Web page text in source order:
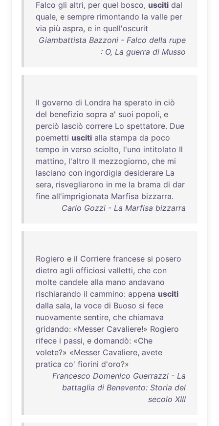
Falco gli altri, per quel bosco, usciti dal
quale, e sempre rimontando la valle per
via più aspra, e in quell'oscurit
Giambattista Bazzoni - Falco della rupe
: O, La guerra di Musso
Il governo di Londra ha sperato in ciò
del benefizio sopra a' suoi popoli, e
perciò lasciò correre Lo spettatore. Due
poemetti usciti alla stampa da poco
tempo in verso sciolto, l'uno intitolato Il
mattino, l'altro Il mezzogiorno, che mi
lasciano con ingordigia desiderare La
sera, risvegliarono in me la brama di dar
fine all'imprigionata Marfisa bizzarra.
Carlo Gozzi - La Marfisa bizzarra
Rogiero e il Corriere francese si posero
dietro agli officiosi valletti, che con
molte candele alla mano andavano
rischiarando il cammino: appena usciti
dalla sala, la voce di Buoso si fece
nuovamente sentire, che chiamava
gridando: «Messer Cavaliere!» Rogiero
rifece i passi, e domandò: «Che
volete?» «Messer Cavaliere, avete
pratica co' fiorini d'oro?»
Francesco Domenico Guerrazzi - La
battaglia di Benevento: Storia del
secolo XIII